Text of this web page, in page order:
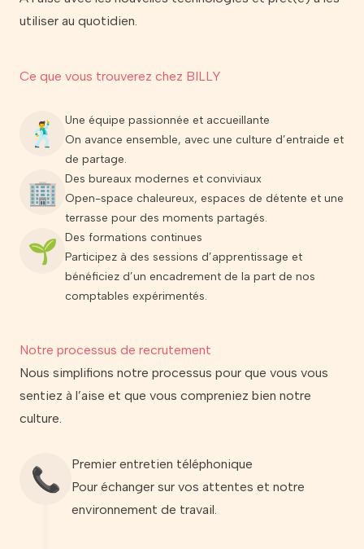
utiliser au quotidien.
Ce que vous trouverez chez BILLY
🕺
Une équipe passionnée et accueillante
On avance ensemble, avec une culture d’entraide et
de partage.
🏢
Des bureaux modernes et conviviaux
Open-space chaleureux, espaces de détente et une
terrasse pour des moments partagés.
🌱
Des formations continues
Participez à des sessions d’apprentissage et
bénéficiez d’un encadrement de la part de nos
comptables expérimentés.
Notre processus de recrutement
Nous simplifions notre processus pour que vous vous
sentiez à l’aise et que vous compreniez bien notre
culture.
📞
Premier entretien téléphonique
Pour échanger sur vos attentes et notre
environnement de travail.